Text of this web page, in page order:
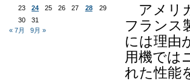
アメリ
フランス
には理由
用機では
れた性能
23
24 25 26 27 28
29
30
31
« 7月
9月 »